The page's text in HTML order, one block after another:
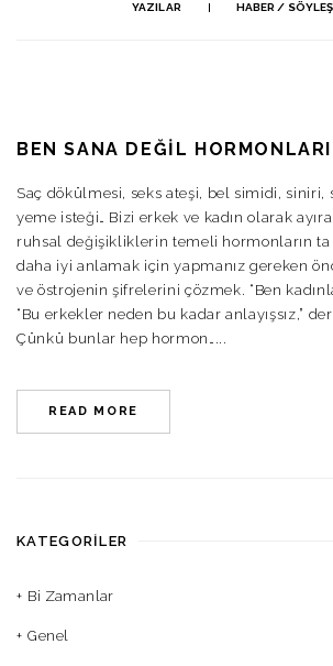
YAZILAR HABER / SÖYLEŞI
BEN SANA DEĞİL
Saç dökülmesi, seks ateşi, bel simidi, siniri,
yeme isteği… Bizi erkek ve kadın olarak
ruhsal değişikliklerin temeli hormonların
daha iyi anlamak için yapmanız gereken
ve östrojenin şifrelerini çözmek. “Ben
“Bu erkekler neden bu kadar anlayışsız,”
Çünkü bunlar hep hormon…...
READ MORE
KATEGORILER
Bi Zamanlar
Genel